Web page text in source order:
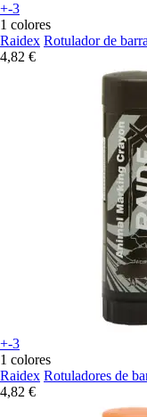
+-3
1 colores
Raidex Rotulador de
4,82 €
+-3
1 colores
Raidex Rotuladores de
4,82 €